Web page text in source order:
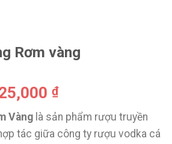
Rơm vàng
₫
Vàng là sản phẩm rượu truyền
tác giữa công ty rượu vodka cá